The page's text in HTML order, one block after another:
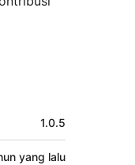
1.0.5
yang lalu